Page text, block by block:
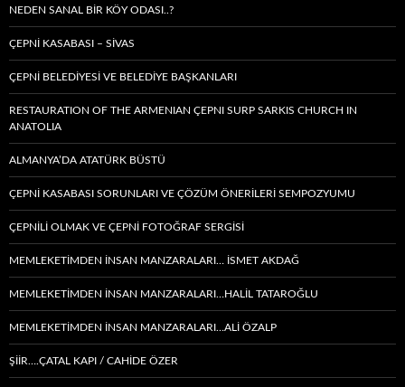
NEDEN SANAL BIR KÖY ODASI..?
ÇEPNİ KASABASI – SIVAS
ÇEPNİ BELEDİYESİ VE BELEDİYE BAŞKANLARI
RESTAURATION OF THE ARMENIAN ÇEPNI SURP SARKIS CHURCH IN
ANATOLIA
ALMANYA’DA ATATÜRK BÜSTÜ
ÇEPNİ KASABASI SORUNLARI VE ÇÖZÜM ÖNERİLERİ SEMPOZYUMU
ÇEPNİLİ OLMAK VE ÇEPNİ FOTOĞRAF SERGİSİ
MEMLEKETIMDEN INSAN MANZARALARI… İSMET AKDAĞ
MEMLEKETIMDEN INSAN MANZARALARI…HALİL TATAROĞLU
MEMLEKETIMDEN INSAN MANZARALARI…ALİ ÖZALP
ŞİİR….ÇATAL KAPI / CAHİDE ÖZER